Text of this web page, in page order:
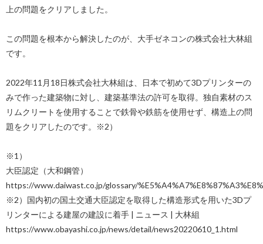
上の問題をクリアしました。
この問題を根本から解決したのが、大手ゼネコンの株式会社大林組
です。
2022年11月18日株式会社大林組は、日本で初めて3Dプリンターの
みで作った建築物に対し、建築基準法の許可を取得。独自素材のス
リムクリートを使用することで鉄骨や鉄筋を使用せず、構造上の問
題をクリアしたのです。※2）
※1）
大臣認定（大和鋼管）
https://www.daiwast.co.jp/glossary/
※2）国内初の国土交通大臣認定を取得した構造形式を用いた3Dプ
リンターによる建屋の建設に着手 | ニュース | 大林組
https://www.obayashi.co.jp/news/detail/news20220610_1.html